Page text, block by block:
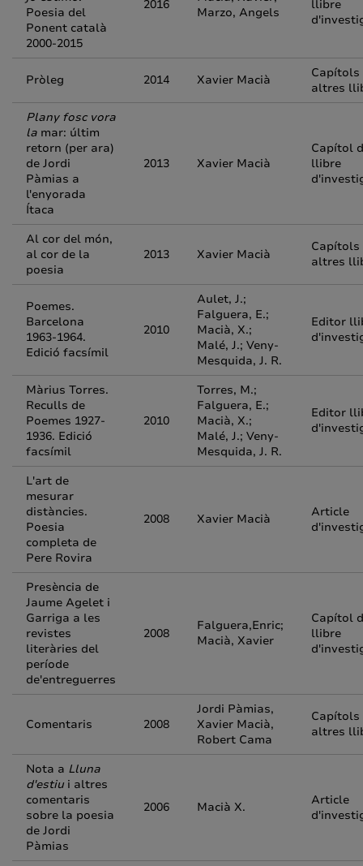
Poesia del
Ponent català
2000-2015
2016
Marzo, Angels
llibre
Pròleg 2014 Xavier Macià
Capítols
altres
Plany fosc vora
la mar: últim
retorn (per ara)
de Jordi
Pàmias a
l'enyorada
Ítaca
2013 Xavier Macià
Capítol
llibre
Al cor del món,
al cor de la
poesia
2013 Xavier Macià
Capítols
altres
Poemes.
Barcelona
1963-1964.
Edició facsímil
2010
Aulet, J.;
Falguera, E.;
Macià, X.;
Malé, J.; Veny-
Mesquida, J. R.
Editor
Màrius Torres.
Reculls de
Poemes 1927-
1936. Edició
facsímil
2010
Torres, M.;
Falguera, E.;
Macià, X.;
Malé, J.; Veny-
Mesquida, J. R.
Editor
L'art de
mesurar
distàncies.
Poesia
completa de
Pere Rovira
2008 Xavier Macià
Article
Presència de
Jaume Agelet i
Garriga a les
revistes
literàries del
període
de'entreguerres
2008
Falguera,Enric;
Macià, Xavier
Capítol
llibre
Comentaris 2008
Jordi Pàmias,
Xavier Macià,
Robert Cama
Capítols
altres
Nota a Lluna
d'estiu i altres
comentaris
sobre la poesia
de Jordi
Pàmias
2006 Macià X.
Article